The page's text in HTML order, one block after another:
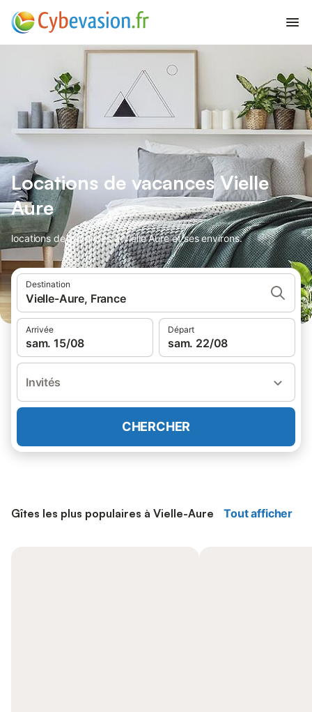
Locations de vacances Vielle
Aure
locations de vacances à Vielle Aure et ses environs.
Destination
Vielle-Aure, France
Arrivée
sam. 15/08
Départ
sam. 22/08
Invités
CHERCHER
Gîtes les plus populaires à Vielle-Aure Tout afficher